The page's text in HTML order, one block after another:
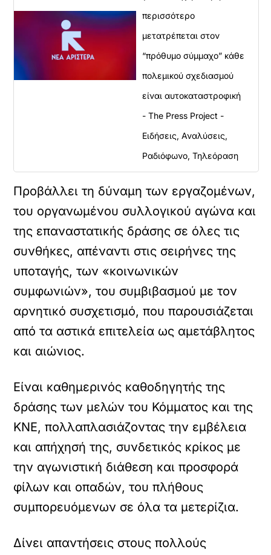
περισσότερο
μετατρέπεται στον
“πρόθυμο σύμμαχο” κάθε
πολεμικού σχεδιασμού
είναι αυτοκαταστροφική
- The Press Project -
Ειδήσεις, Αναλύσεις,
Ραδιόφωνο, Τηλεόραση
Προβάλλει τη δύναμη των εργαζομένων,
του οργανωμένου συλλογικού αγώνα και
της επαναστατικής δράσης σε όλες τις
συνθήκες, απέναντι στις σειρήνες της
υποταγής, των «κοινωνικών
συμφωνιών», του συμβιβασμού με τον
αρνητικό συσχετισμό, που παρουσιάζεται
από τα αστικά επιτελεία ως αμετάβλητος
και αιώνιος.
Είναι καθημερινός καθοδηγητής της
δράσης των μελών του Κόμματος και της
ΚΝΕ, πολλαπλασιάζοντας την εμβέλεια
και απήχησή της, συνδετικός κρίκος με
την αγωνιστική διάθεση και προσφορά
φίλων και οπαδών, του πλήθους
συμπορευόμενων σε όλα τα μετερίζια.
Δίνει απαντήσεις στους πολλούς